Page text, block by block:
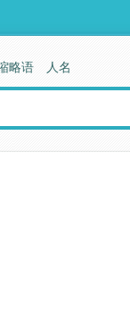
略语 人名